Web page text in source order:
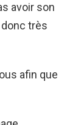
avoir son
très
afin que